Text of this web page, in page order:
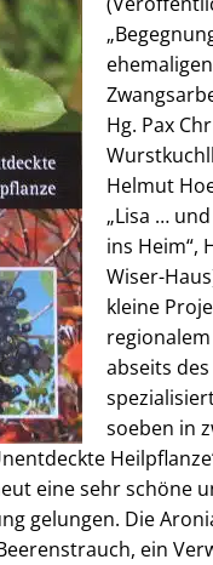
ehemaligen
Hg. Pax
Helmut
„Lisa …
ins Heim“,
Wiser-
kleine
abseits
soeben in
eine sehr schöne
gelungen. Die
ein